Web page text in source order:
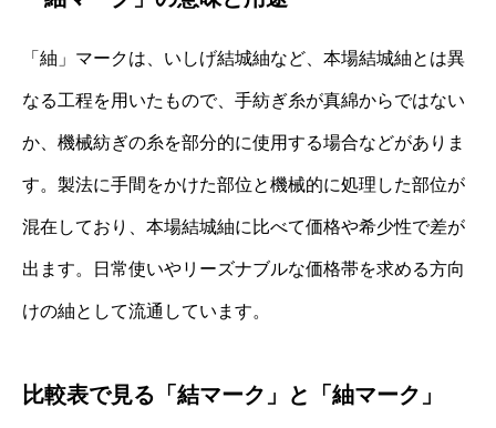
「紬」マークは、いしげ結城紬など、本場結城紬とは異
なる工程を用いたもので、手紡ぎ糸が真綿からではない
か、機械紡ぎの糸を部分的に使用する場合などがありま
す。製法に手間をかけた部位と機械的に処理した部位が
混在しており、本場結城紬に比べて価格や希少性で差が
出ます。日常使いやリーズナブルな価格帯を求める方向
けの紬として流通しています。
比較表で見る「結マーク」と「紬マーク」